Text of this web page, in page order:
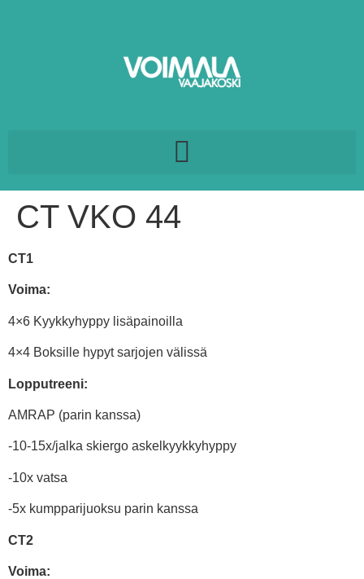
CT VKO 44
CT1
Voima:
4×6 Kyykkyhyppy lisäpainoilla
4×4 Boksille hypyt sarjojen välissä
Lopputreeni:
AMRAP (parin kanssa)
-10-15x/jalka skiergo askelkyykkyhyppy
-10x vatsa
-5x kumpparijuoksu parin kanssa
CT2
Voima: